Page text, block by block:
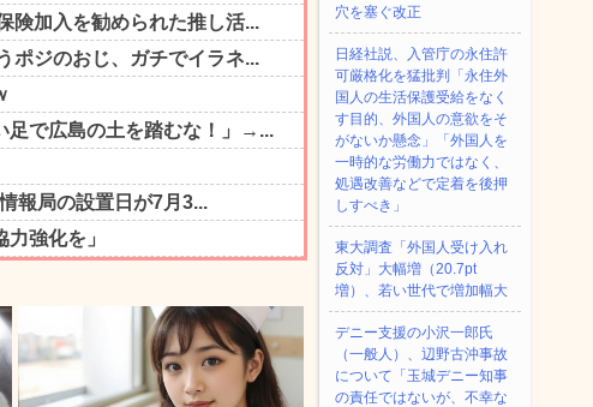
穴を塞ぐ改正
日経社説、入管庁の永住許
可厳格化を猛批判「永住外
国人の生活保護受給をなく
す目的、外国人の意欲をそ
がないか懸念」「外国人を
一時的な労働力ではなく、
処遇改善などで定着を後押
しすべき」
東大調査「外国人受け入れ
反対」大幅増（20.7pt
増）、若い世代で増加幅大
デニー支援の小沢一郎氏
（一般人）、辺野古沖事故
について「玉城デニー知事
の責任ではないが、不幸な